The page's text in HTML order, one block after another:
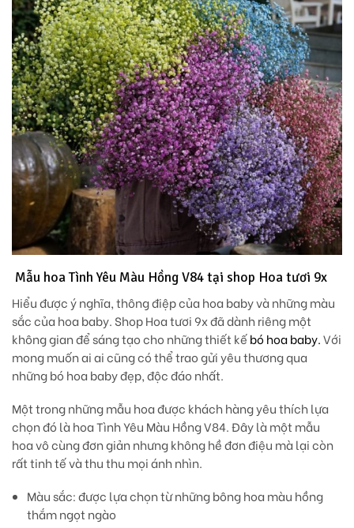
Mẫu hoa Tình Yêu Màu Hồng V84 tại shop Hoa tươi 9x
Hiểu được ý nghĩa, thông điệp của hoa baby và những màu
sắc của hoa baby. Shop Hoa tươi 9x đã dành riêng một
không gian để sáng tạo cho những thiết kếbó hoa baby.Với
mong muốn ai ai cũng có thể trao gửi yêu thương qua
những bó hoa baby đẹp, độc đáo nhất.
Một trong những mẫu hoa được khách hàng yêu thích lựa
chọn đó là hoa Tình Yêu Màu Hồng V84. Đây là một mẫu
hoa vô cùng đơn giản nhưng không hề đơn điệu mà lại còn
rất tinh tế và thu thu mọi ánh nhìn.
Màu sắc: được lựa chọn từ những bông hoa màu hồng
thắm ngọt ngào